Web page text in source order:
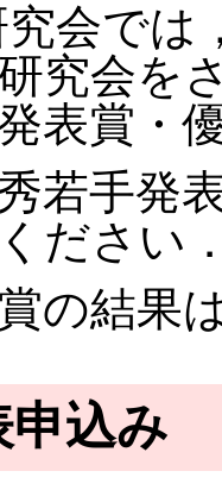
究会では
究会を
表賞・
若手発
ださい
の結果
申込み